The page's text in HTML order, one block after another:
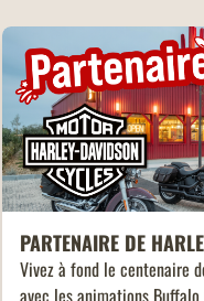
PARTENAIRE DE
Vivez à fond le centenaire
avec les animations